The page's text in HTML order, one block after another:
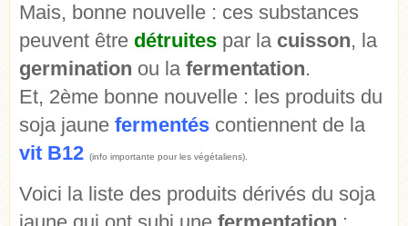
Mais, bonne nouvelle : ces substances
peuvent être détruites par la cuisson, la
germination ou la fermentation.
Et, 2ème bonne nouvelle : les produits du
soja jaune fermentés contiennent de la
vit B12 (info importante pour les végétaliens).
Voici la liste des produits dérivés du soja